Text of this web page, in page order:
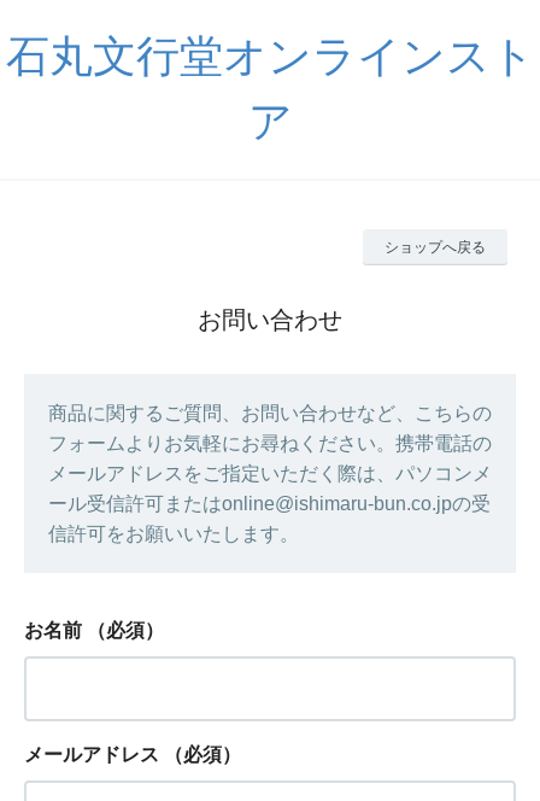
石丸文行堂オンラインスト
ア
ショップへ戻る
お問い合わせ
商品に関するご質問、お問い合わせなど、こちらの
フォームよりお気軽にお尋ねください。携帯電話の
メールアドレスをご指定いただく際は、パソコンメ
ール受信許可またはonline@ishimaru-bun.co.jpの受
信許可をお願いいたします。
お名前 （必須）
メールアドレス （必須）